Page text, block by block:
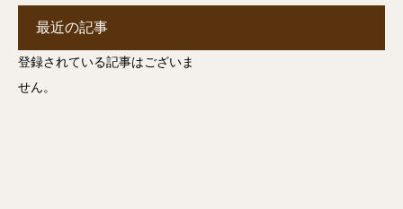
最近の記事
登録されている記事はございま
せん。